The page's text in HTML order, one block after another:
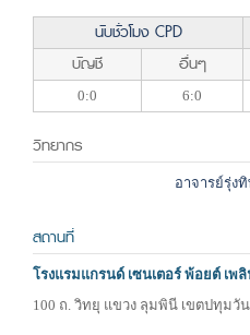
นับชั่วโมง CPD
บัญชี
อื่นๆ
0:0 6:0
วิทยากร
อาจารย์รุ่ง
สถานที่
โรงแรมแกรนด์ เซนเตอร์ พ้อยต์ เพ
100 ถ. วิทยุ แขวง ลุมพินี เขตปทุมวั